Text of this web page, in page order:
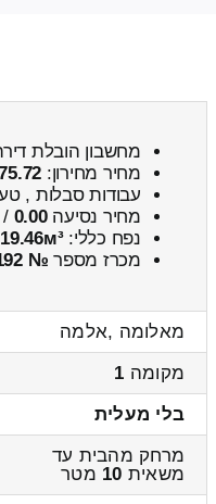
מחשבון הובלת
מחיר מחירון:
עבודות סבלות ,
מחיר נסיעה0.00
/
נפח כללי:19.46м³
מכרז מספר № m1282192
מאלומה ,אלמה
מקומה 1
בלי מעלית
מרחק מהבית עד
משאית 10 מטר